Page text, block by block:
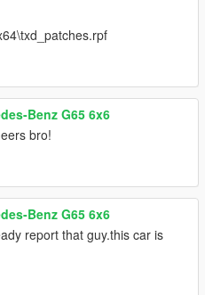
Benz G65 6x6
bro!
Benz G65 6x6
report that guy.this car is